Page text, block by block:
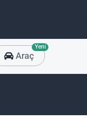
Araç
Yeni